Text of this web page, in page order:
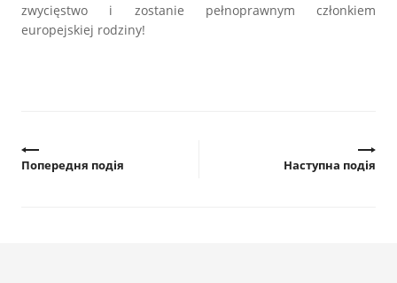
zwycięstwo i zostanie pełnoprawnym członkiem
europejskiej rodziny!
Попередня подія Наступна подія